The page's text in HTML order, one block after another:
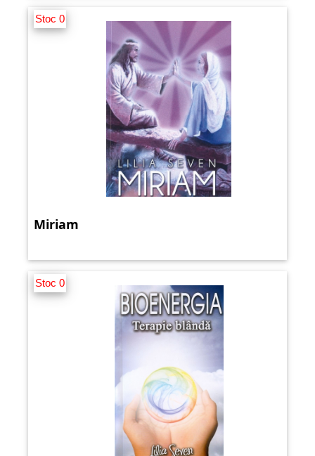
Stoc 0
Miriam
Stoc 0